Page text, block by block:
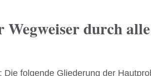
durch alle
Die folgende Gliederung der